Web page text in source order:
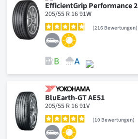
EfficientGrip Performance 2
205/55 R 16 91W
216 Bewertungen
BluEarth-GT AE51
205/55 R 16 91V
10 Bewertungen